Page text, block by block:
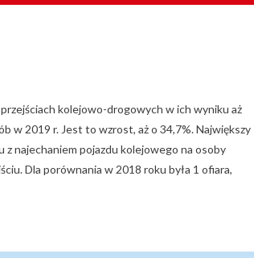
kolejowo-drogowych w ich wyniku aż
w 2019 r. Jest to wzrost, aż o 34,7%. Największy
najechaniem pojazdu kolejowego na osoby
Dla porównania w 2018 roku była 1 ofiara,